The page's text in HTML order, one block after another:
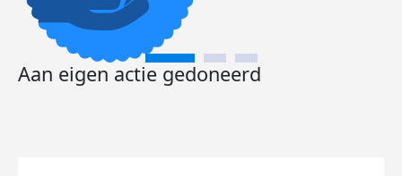
Aan eigen actie gedoneerd